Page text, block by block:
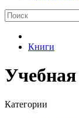
Книги
Категории